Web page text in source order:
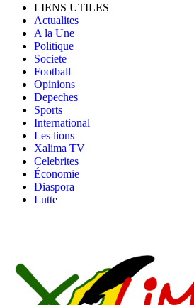
LIENS UTILES
Actualites
A la Une
Politique
Societe
Football
Opinions
Depeches
Sports
International
Les lions
Xalima TV
Celebrites
Économie
Diaspora
Lutte